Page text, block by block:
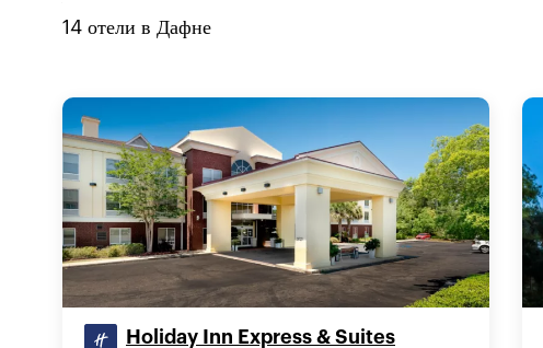
14 отели в Дафне
Holiday Inn Express & Suites